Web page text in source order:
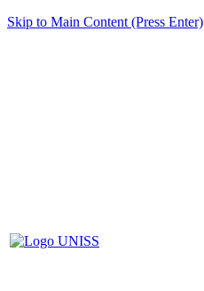
Skip to Main Content (Press Enter)